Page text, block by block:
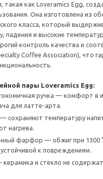
как Loveramics Egg,
Она изготовлена из
класса, который
падения и высокие
контроль качества и
Coffee Association), что
пары Loveramics Egg:
ручка — комфорт в
для латте-арта.
сохраняют температуру
нагрева.
фарфор — обжиг при 1300
к повреждениям.
и стекло не содержат